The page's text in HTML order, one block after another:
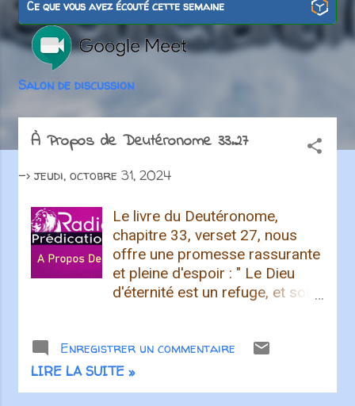
c
s
Ce que vous avez écouté cette semaine
Salon de discussion
À Propos de Deutéronome 33.27
-> jeudi, octobre 31, 2024
Le livre du Deutéronome,
chapitre 33, verset 27, nous
offre une promesse rassurante
et pleine d'espoir : " Le Dieu
d'éternité est un refuge, et sous
peu importe les défis auxquels
nous sommes confrontés, nous
Enregistrer un commentaire
LIRE LA SUITE »